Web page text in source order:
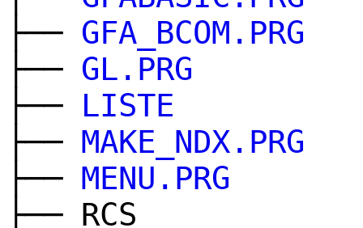
├── GFA_BCOM.PRG
├── GL.PRG
├── LISTE
├── MAKE_NDX.PRG
├── MENU.PRG
├── RCS